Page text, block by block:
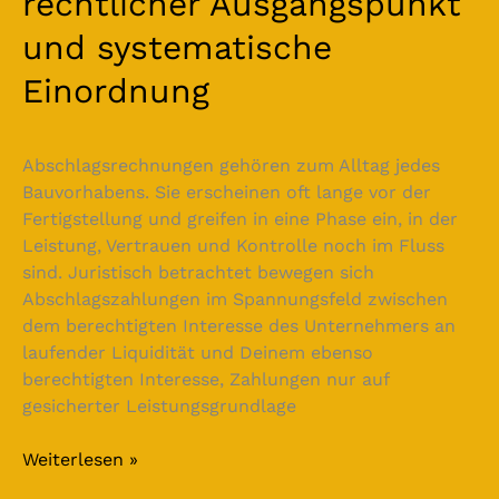
und systematische
Einordnung
Abschlagsrechnungen gehören zum Alltag jedes
Bauvorhabens. Sie erscheinen oft lange vor der
Fertigstellung und greifen in eine Phase ein, in der
Leistung, Vertrauen und Kontrolle noch im Fluss
sind. Juristisch betrachtet bewegen sich
Abschlagszahlungen im Spannungsfeld zwischen
dem berechtigten Interesse des Unternehmers an
laufender Liquidität und Deinem ebenso
berechtigten Interesse, Zahlungen nur auf
gesicherter Leistungsgrundlage
Weiterlesen »